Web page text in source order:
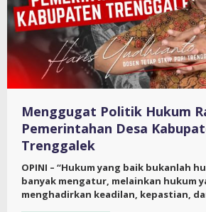
Menggugat Politik Hukum
Pemerintahan Desa
Trenggalek
OPINI – “Hukum yang baik bukanlah
banyak mengatur, melainkan hukum
menghadirkan keadilan, kepastian,